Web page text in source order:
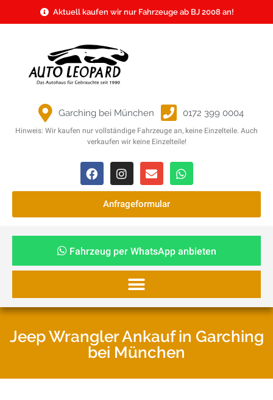
Aktuell kaufen wir nur Fahrzeuge ab BJ 2008 an!
Garching bei München 0172 399 0004
Hinweis: Wir kaufen nur vollständige Fahrzeuge an, keine Einzelteile. Auch
verkaufen wir keine Einzelteile!
Anfrageformular
Fahrzeug per WhatsApp anbieten
Jeep Wrangler Ankauf in Garching
bei München